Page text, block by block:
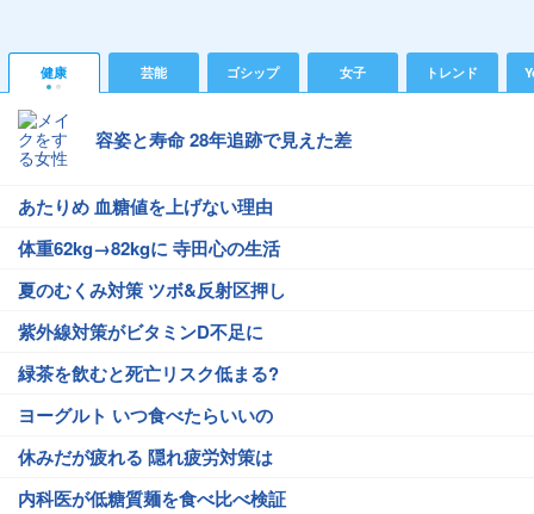
健康 芸能 ゴシップ 女子 トレンド
容姿と寿命 28年追跡で見えた差
あたりめ 血糖値を上げない理由
体重62kg→82kgに 寺田心の生活
夏のむくみ対策 ツボ&反射区押し
紫外線対策がビタミンD不足に
緑茶を飲むと死亡リスク低まる?
ヨーグルト いつ食べたらいいの
休みだが疲れる 隠れ疲労対策は
内科医が低糖質麺を食べ比べ検証